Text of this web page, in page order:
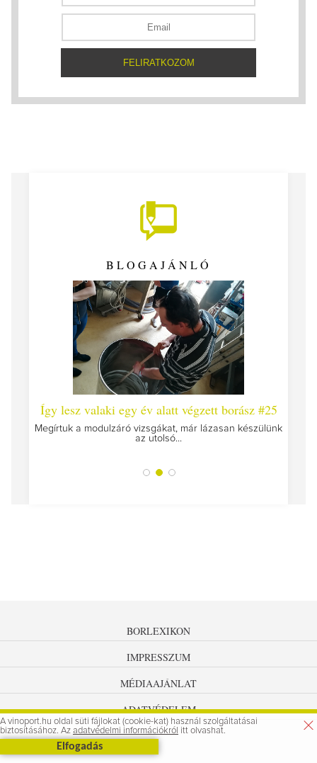
BLOGAJÁNLÓ
Így lesz valaki egy év alatt végzett borász #25
Megírtuk a modulzáró vizsgákat, már lázasan készülünk
az utolsó...
BORLEXIKON
IMPRESSZUM
MÉDIAAJÁNLAT
ADATVÉDELEM
A vinoport.hu oldal süti fájlokat (cookie-kat) használ szolgáltatásai
biztosításához. Az adatvédelmi információkról itt olvashat.
Elfogadás